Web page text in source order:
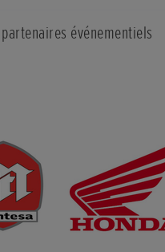
événementiels